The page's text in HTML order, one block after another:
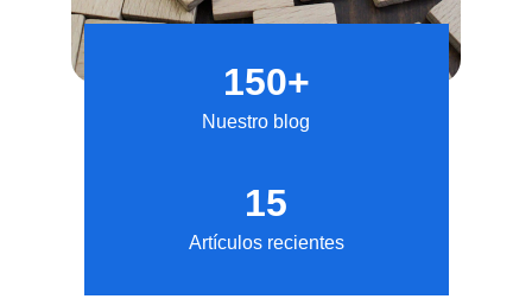
150+
15
Artículos recientes
Nuestro blog